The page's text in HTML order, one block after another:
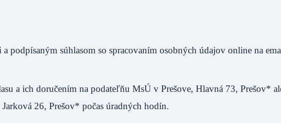
podpísaným súhlasom so spracovaním osobných údajov online na
a ich doručením na podateľňu MsÚ v Prešove, Hlavná 73, Prešov*
26, Prešov* počas úradných hodín.